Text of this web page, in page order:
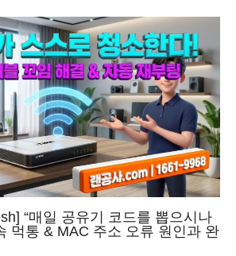
“매일 공유기 코드를 뽑으시나
먹통 & MAC 주소 오류 원인과 완